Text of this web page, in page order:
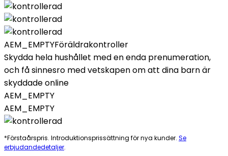
AEM_EMPTYFöräldrakontroller
Skydda hela hushållet med en enda prenumeration,
och få sinnesro med vetskapen om att dina barn är
skyddade online
AEM_EMPTY
AEM_EMPTY
*Förstaårspris. Introduktionsprissättning för nya kunder. Se
erbjudandedetaljer.